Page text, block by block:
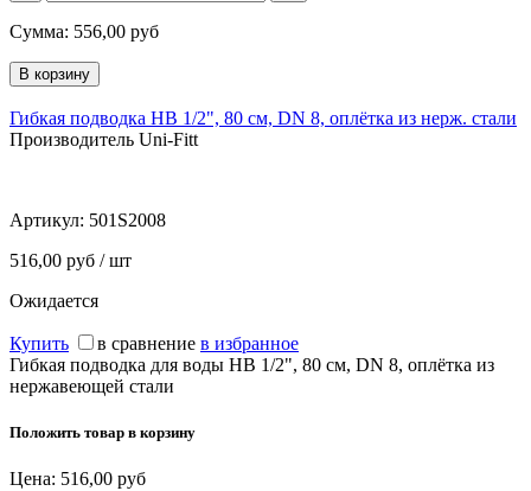
Сумма: 556,00 руб
Гибкая подводка НВ 1/2", 80 см, DN 8, оплётка из нерж. стали
Производитель Uni-Fitt
Артикул: 501S2008
516,00 руб / шт
Ожидается
Купить в сравнение в избранное
Гибкая подводка для воды НВ 1/2", 80 см, DN 8, оплётка из
нержавеющей стали
Положить товар в корзину
Цена: 516,00 руб